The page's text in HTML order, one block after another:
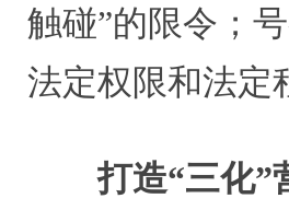
触碰”的限令；
法定权限和法定
打造“三化”